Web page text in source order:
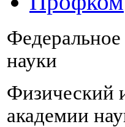
науки
Физический
академии